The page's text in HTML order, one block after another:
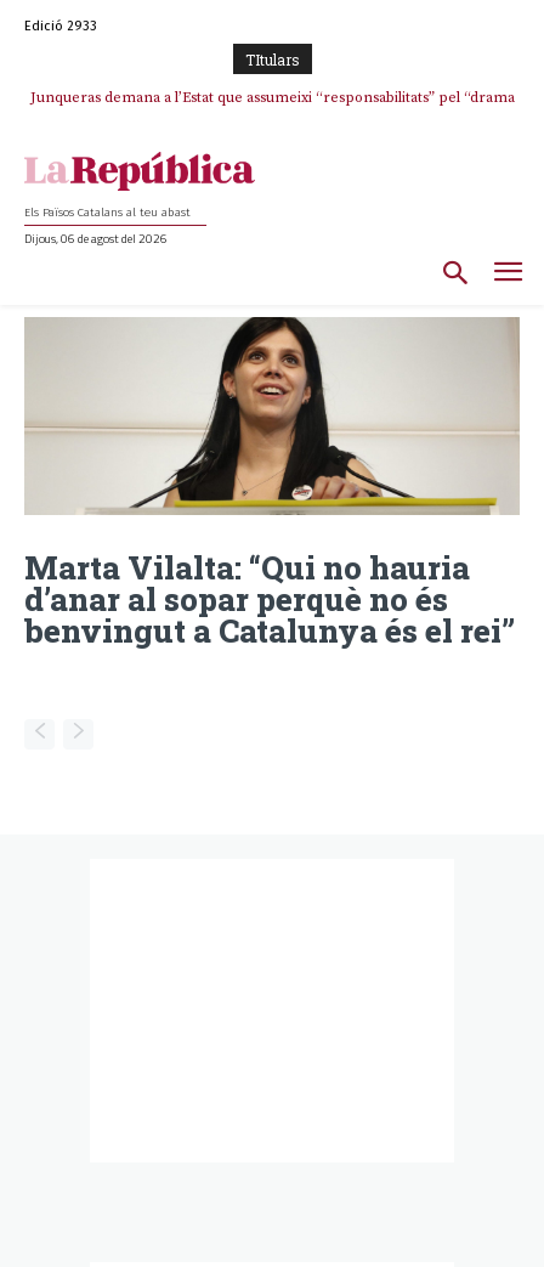
Edició 2933
TItulars
Junqueras demana a l’Estat que assumeixi “responsabilitats” pel “drama
Els Països Catalans al teu abast
Dijous, 06 de agost del 2026
Marta Vilalta: “Qui no hauria
d’anar al sopar perquè no és
benvingut a Catalunya és el rei”